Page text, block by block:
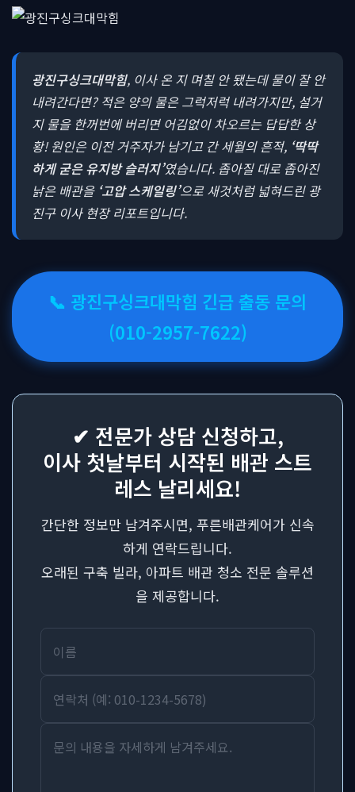
광진구싱크대막힘, 이사 온 지 며칠 안 됐는데 물이 잘 안
내려간다면? 적은 양의 물은 그럭저럭 내려가지만, 설거
지 물을 한꺼번에 버리면 어김없이 차오르는 답답한 상
황! 원인은 이전 거주자가 남기고 간 세월의 흔적, ‘딱딱
하게 굳은 유지방 슬러지’였습니다. 좁아질 대로 좁아진
낡은 배관을 ‘고압 스케일링’으로 새것처럼 넓혀드린 광
진구 이사 현장 리포트입니다.
📞 광진구싱크대막힘 긴급 출동 문의
(010-2957-7622)
✔ 전문가 상담 신청하고,
이사 첫날부터 시작된 배관 스트
레스 날리세요!
간단한 정보만 남겨주시면, 푸른배관케어가 신속
하게 연락드립니다.
오래된 구축 빌라, 아파트 배관 청소 전문 솔루션
을 제공합니다.